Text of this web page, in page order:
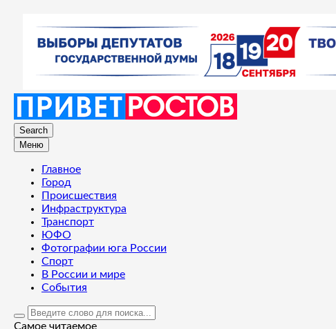
Search
Меню
Главное
Город
Происшествия
Инфраструктура
Транспорт
ЮФО
Фотографии юга России
Спорт
В России и мире
События
Самое читаемое